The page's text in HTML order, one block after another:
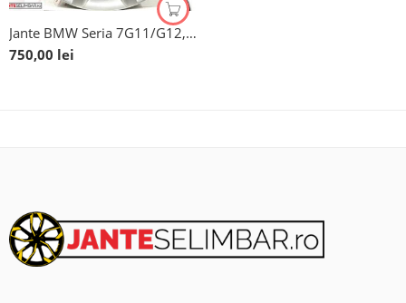
Jante BMW Seria 7G11/G12, Seria 5 G5, Seria 6 GT, X3 G3, X4 G4, Originale, 18”
750,00 lei